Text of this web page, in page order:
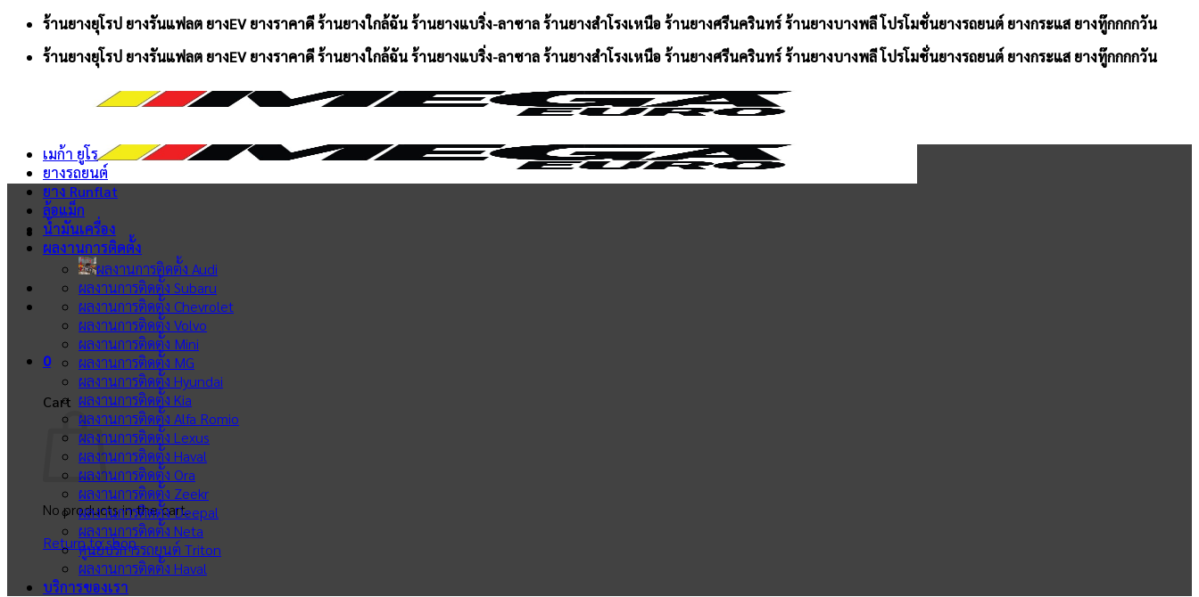
Skip
content
ร้านยางยุโรป ยางรันแฟลต ยางEV ยางราคาดี ร้านยางใกล้ฉัน ร้านยางแบริ่ง-ลาซาล ร้านยางสำโรงเหนือ ร้านยางศรีนครินทร์ ร้านยางบางพลี โปรโมชั่นยางรถยนต์ ยางกระแส ยางทู๊กกกกวัน
ร้านยางยุโรป ยางรันแฟลต ยางEV ยางราคาดี ร้านยางใกล้ฉัน ร้านยางแบริ่ง-ลาซาล ร้านยางสำโรงเหนือ ร้านยางศรีนครินทร์ ร้านยางบางพลี โปรโมชั่นยางรถยนต์ ยางกระแส ยางทู๊กกกกวัน
0
Cart
No products in the cart.
Return to shop
เมก้า ยูโร
ยางรถยนต์
ยาง Runflat
ล้อแม็ก
น้ำมันเครื่อง
ผลงานการติดตั้ง
ผลงานการติดตั้ง Audi
ผลงานการติดตั้ง Subaru
ผลงานการติดตั้ง Chevrolet
ผลงานการติดตั้ง Volvo
ผลงานการติดตั้ง Mini
ผลงานการติดตั้ง MG
ผลงานการติดตั้ง Hyundai
ผลงานการติดตั้ง Kia
ผลงานการติดตั้ง Alfa Romio
ผลงานการติดตั้ง Lexus
ผลงานการติดตั้ง Haval
ผลงานการติดตั้ง Ora
ผลงานการติดตั้ง Zeekr
ผลงานการติดตั้ง Deepal
ผลงานการติดตั้ง Neta
ศูนย์บริการรถยนต์ Triton
ผลงานการติดตั้ง Haval
บริการของเรา